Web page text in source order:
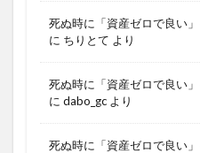
死ぬ時に「資産ゼロで良い
に ちりとて より
死ぬ時に「資産ゼロで良い
に dabo_gc より
死ぬ時に「資産ゼロで良い